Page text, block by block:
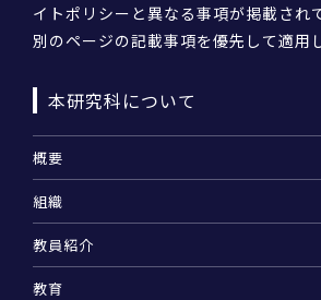
イトポリシーと異なる事項が掲載され
別のページの記載事項を優先して適用
本研究科について
概要
組織
教員紹介
教育